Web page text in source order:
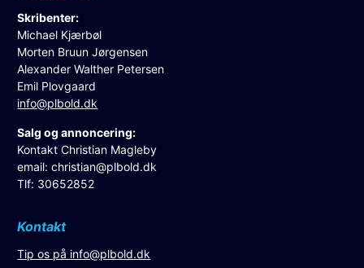
Skribenter:
Michael Kjærbøl
Morten Bruun Jørgensen
Alexander Walther Petersen
Emil Plovgaard
info@plbold.dk
Salg og annoncering:
Kontakt Christian Magleby
email:christian@plbold.dk
Tlf: 30652852
Kontakt
Tip os på info@plbold.dk